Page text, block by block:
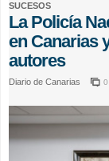
SUCESOS
La Policía
en Canarias
autores
Diario de Canarias 0